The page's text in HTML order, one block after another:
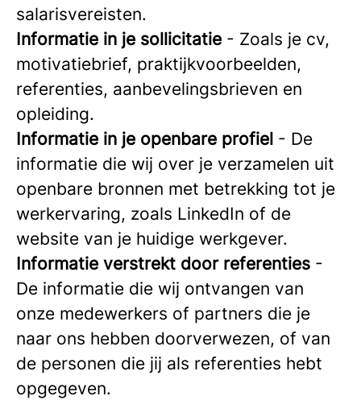
salarisvereisten.
Informatie in je sollicitatie - Zoals je cv,
motivatiebrief, praktijkvoorbeelden,
referenties, aanbevelingsbrieven en
opleiding.
Informatie in je openbare profiel - De
informatie die wij over je verzamelen uit
openbare bronnen met betrekking tot je
werkervaring, zoals LinkedIn of de
website van je huidige werkgever.
Informatie verstrekt door referenties -
De informatie die wij ontvangen van
onze medewerkers of partners die je
naar ons hebben doorverwezen, of van
de personen die jij als referenties hebt
opgegeven.